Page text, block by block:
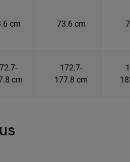
cm 73.6 cm
cm
172.7-
177.8 cm